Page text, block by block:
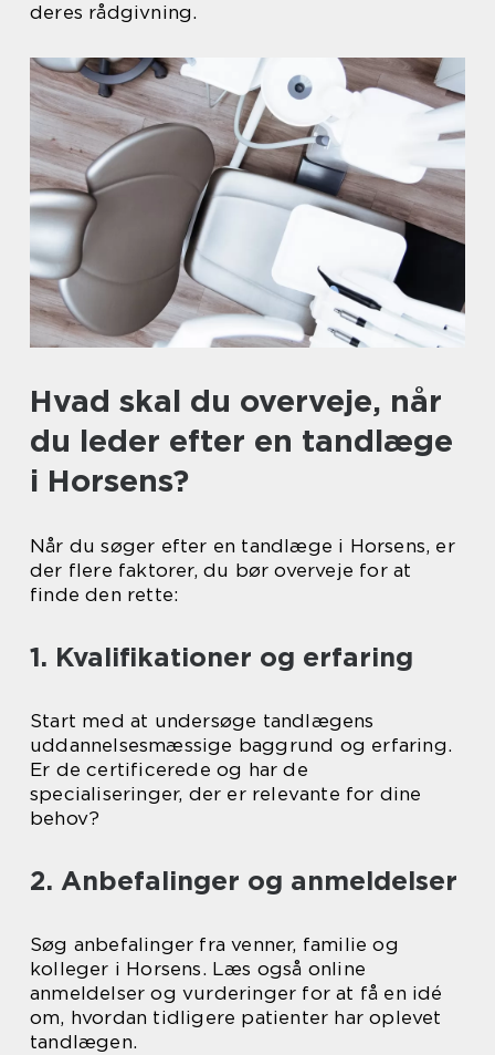
deres rådgivning.
Hvad skal du overveje, når
du leder efter en tandlæge
i Horsens?
Når du søger efter en tandlæge i Horsens, er
der flere faktorer, du bør overveje for at
finde den rette:
1. Kvalifikationer og erfaring
Start med at undersøge tandlægens
uddannelsesmæssige baggrund og erfaring.
Er de certificerede og har de
specialiseringer, der er relevante for dine
behov?
2. Anbefalinger og anmeldelser
Søg anbefalinger fra venner, familie og
kolleger i Horsens. Læs også online
anmeldelser og vurderinger for at få en idé
om, hvordan tidligere patienter har oplevet
tandlægen.